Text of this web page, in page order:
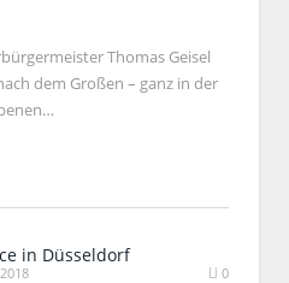
Thomas Geisel
dem Großen – ganz in der
0